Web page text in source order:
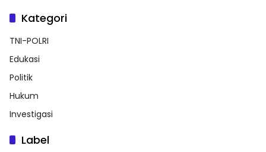
Kategori
TNI-POLRI
Edukasi
Politik
Hukum
Investigasi
Label